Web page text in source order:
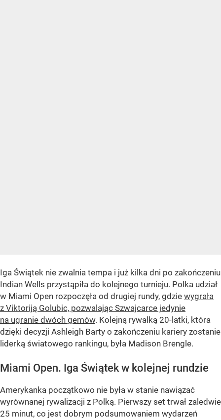
Iga Świątek nie zwalnia tempa i już kilka dni po zakończeniu
Indian Wells przystąpiła do kolejnego turnieju. Polka udział
w Miami Open rozpoczęła od drugiej rundy, gdzie wygrała
z Viktoriją Golubic, pozwalając Szwajcarce jedynie
na ugranie dwóch gemów. Kolejną rywalką 20-latki, która
dzięki decyzji Ashleigh Barty o zakończeniu kariery zostanie
liderką światowego rankingu, była Madison Brengle.
Miami Open. Iga Świątek w kolejnej rundzie
Amerykanka początkowo nie była w stanie nawiązać
wyrównanej rywalizacji z Polką. Pierwszy set trwał zaledwie
25 minut, co jest dobrym podsumowaniem wydarzeń